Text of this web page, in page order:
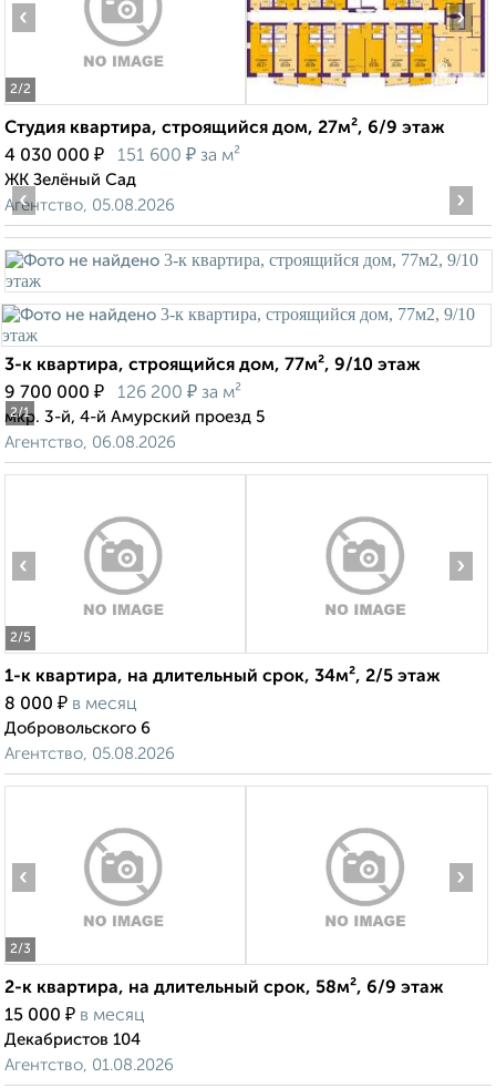
2/2
‹ ›
Студия квартира, строящийся дом, 27м², 6/9 этаж
4 030 000 ₽ 151 600 ₽ за м²
ЖК Зелёный Сад
Агентство, 05.08.2026
2/1
‹ ›
3-к квартира, строящийся дом, 77м², 9/10 этаж
9 700 000 ₽ 126 200 ₽ за м²
мкр. 3-й, 4-й Амурский проезд 5
Агентство, 06.08.2026
2/5
‹ ›
1-к квартира, на длительный срок, 34м², 2/5 этаж
8 000 ₽ в месяц
Добровольского 6
Агентство, 05.08.2026
2/3
‹ ›
2-к квартира, на длительный срок, 58м², 6/9 этаж
15 000 ₽ в месяц
Декабристов 104
Агентство, 01.08.2026